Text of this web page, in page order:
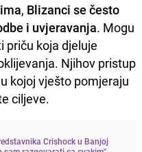
, Blizanci se često
i uvjeravanja. Mogu
priču koja djeluje
Njihov pristup
kojoj vješto pomjeraju
ciljeve.
Crishock u Banjoj